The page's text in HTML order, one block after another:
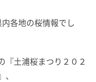
各地の桜情報でし
『土浦桜まつり２０２